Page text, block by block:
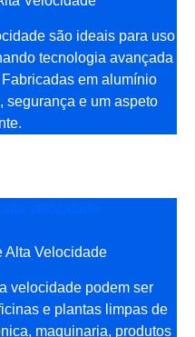
são ideais para uso
tecnologia avançada
em alumínio
segurança e um aspeto
Alta Velocidade
velocidade podem ser
e plantas limpas de
maquinaria, produtos